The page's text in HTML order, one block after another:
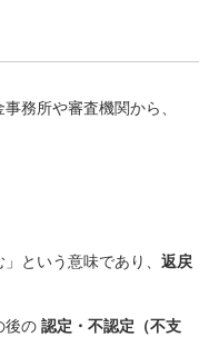
務所や審査機関から、
という意味であり、 返戻
後の 認定・不認定（不支